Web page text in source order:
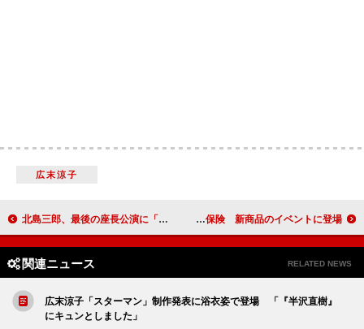
広末涼子
北島三郎、最後の座長公演に「やる気十分」 「歌い続けて死ぬだけです」 ｍｉｓｏｎｏと坂本美雨、ペット愛を明かす ペット保険 新商品のイベントに登場
関連ニュース RELATED NEWS
広末涼子「スターマン」制作発表に浴衣姿で登場 「『半沢直樹』
にキュンとしました」